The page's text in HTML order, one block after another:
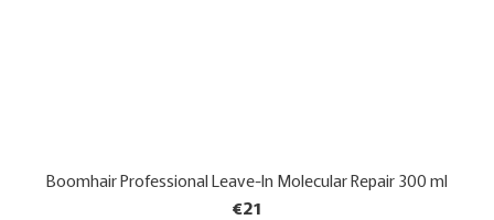
Boomhair Professional Leave-In Molecular Repair 300 ml
€21